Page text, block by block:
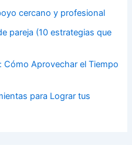
cercano y profesional
pareja (10 estrategias que
Aprovechar el Tiempo
para Lograr tus